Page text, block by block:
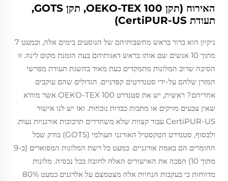
האירוח (תקן OEKO-TEX 100, תקן GOTS,
תעודת CertiPUR-US)
ניקיון הוא ברור בראש מחשבותיהם של הנוסעים בימים אלה, וכמעט 7
מתוך 10 אנשים שם אותו בראש דאגותיהם בעת הזמנת מקום לינה. זו
הסיבה שרוב המלונות מתמקדים כעת מאוד בהשגת תעודת מפרשי
המזרן שלהם על-ידי סטנדרטים קפדניים. הגדולים שהם עוקבים
אחריהם? ראשית, יש את סטנדרט OEKO-TEX 100 אשר מוודא
שאין צבעים מזיקים או מתכות כבדות נוכחות. ואז יש לנו אישור
CertiPUR-US עבור קצוות שלא משחררים תרכובות אורגניות נעות.
ולבסוף, סטנדרט הטקסטיל האורגני העולמי (GOTS) בודק שכל
החומרים הם באמת אורגניים. כמעט כל רשת המלונות המפוארים (כ-9
מתוך 10) הפכה את האישורים האלה לחובה בכל נכסיה. מלונות
מדווחות כי בעקבות הנחיות אלה מצטמצם על אלרגנים כמעט 80%